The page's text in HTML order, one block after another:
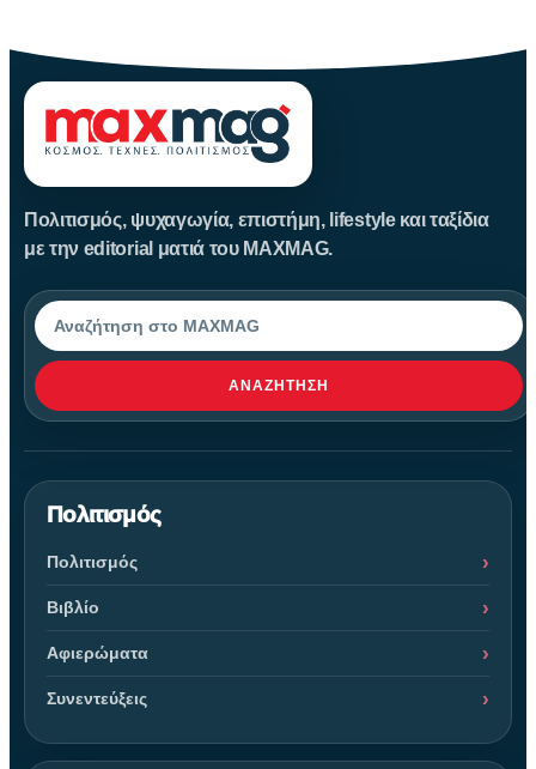
Πολιτισμός, ψυχαγωγία, επιστήμη, lifestyle και ταξίδια
με την editorial ματιά του MAXMAG.
Αναζήτηση
ΑΝΑΖΉΤΗΣΗ
Πολιτισμός
Πολιτισμός
Βιβλίο
Αφιερώματα
Συνεντεύξεις